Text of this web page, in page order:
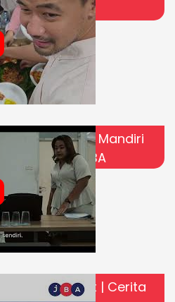
Perempuan Mandiri
Bersama JBA
Tanpa Ribet | Cerita